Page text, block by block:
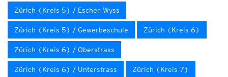
Zürich (Kreis 5) / Escher-Wyss
Zürich (Kreis 5) / Gewerbeschule Zürich (Kreis 6)
Zürich (Kreis 6) / Oberstrass
Zürich (Kreis 6) / Unterstrass Zürich (Kreis 7)